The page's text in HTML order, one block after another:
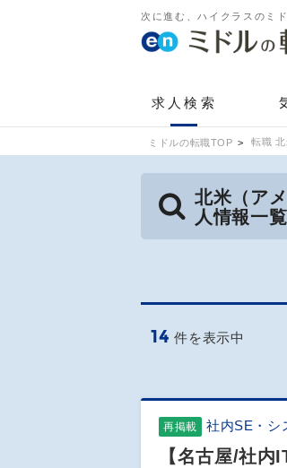
次に進む、ハイクラスのミ
求人検索
ミドルの転職TOP 転職 北
北米（ア
人情報一覧
14 件を表示中
再掲載 社内SE・シ
【名古屋/社